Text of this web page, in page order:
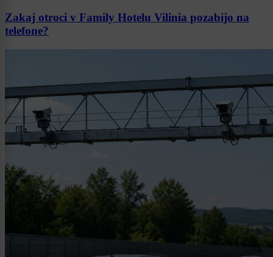
Zakaj otroci v Family Hotelu Vilinia pozabijo na
telefone?